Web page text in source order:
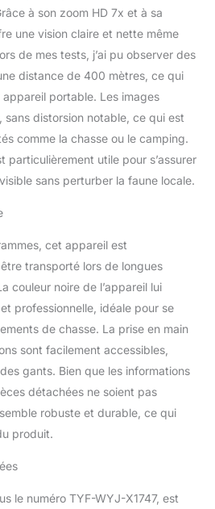
Prise en charge du mode
de prise de vue
surveillance intelligente
sans surveillance.
Conception
ergonomique, facile à
utiliser, antidérapant,
étanche IPX4, anti-buée,
portable et compact. La
caméra de jumelles de
dépistage, le camping,
l'exploration, les
aventures en plein air, la
surveillance, la recherche
et le sauvetage, la
navigation nocturne, la
pêche, l'observation de
la faune. ★ 【Divers
accessoires 】 Le paquet
contient 1x jumelles de
vision nocturne, 1x câble
vidéo AV, 1x câble USB,
de nettoyage, 1x boîte de
à son zoom HD 7x et à sa
une vision claire et nette même
de mes tests, j’ai pu observer des
distance de 400 mètres, ce qui
portable. Les images
distorsion notable, ce qui est
comme la chasse ou le camping.
particulièrement utile pour s’assurer
sans perturber la faune locale.
cet appareil est
transporté lors de longues
couleur noire de l’appareil lui
professionnelle, idéale pour se
de chasse. La prise en main
sont facilement accessibles,
gants. Bien que les informations
détachées ne soient pas
robuste et durable, ce qui
produit.
le numéro TYF-WYJ-X1747, est